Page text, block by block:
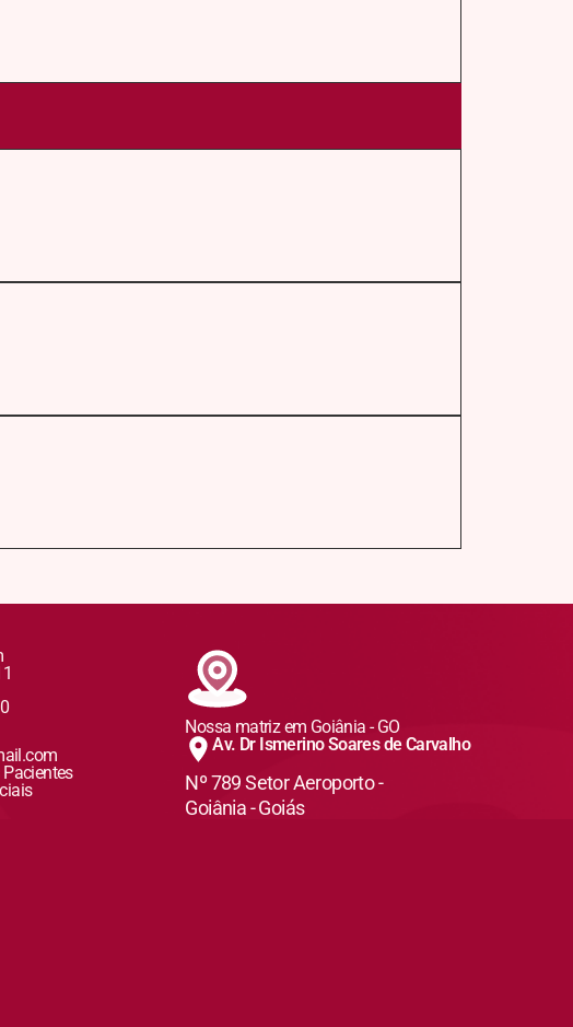
Pacientes
Nossa matriz em Goiânia - GO
Av. Dr Ismerino Soares de Carvalho
Nº 789 Setor Aeroporto -
Goiânia - Goiás